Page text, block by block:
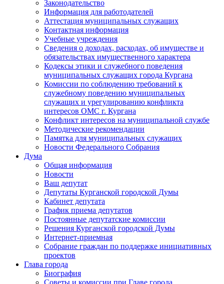
Законодательство
Информация для работодателей
Аттестация муниципальных служащих
Контактная информация
Учебные учреждения
Сведения о доходах, расходах, об имуществе и
обязательствах имущественного характера
Кодексы этики и служебного поведения
муниципальных служащих города Кургана
Комиссии по соблюдению требований к
служебному поведению муниципальных
служащих и урегулированию конфликта
интересов ОМС г. Кургана
Конфликт интересов на муниципальной службе
Методические рекомендации
Памятка для муниципальных служащих
Новости Федерального Cобрания
Дума
Общая информация
Новости
Ваш депутат
Депутаты Курганской городской Думы
Кабинет депутата
График приема депутатов
Постоянные депутатские комиссии
Решения Курганской городской Думы
Интернет-приемная
Собрание граждан по поддержке инициативных
проектов
Глава города
Биография
Советы и комиссии при Главе города